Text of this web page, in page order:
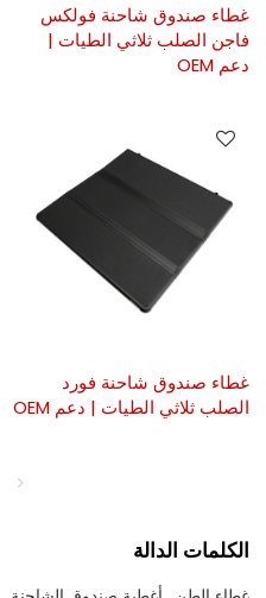
غطاء صندوق شاحنة فولكس
فاجن الصلب ثلاثي الطيات |
دعم OEM
غطاء صندوق شاحنة فورد
الصلب ثلاثي الطيات | دعم OEM
الكلمات الدالة